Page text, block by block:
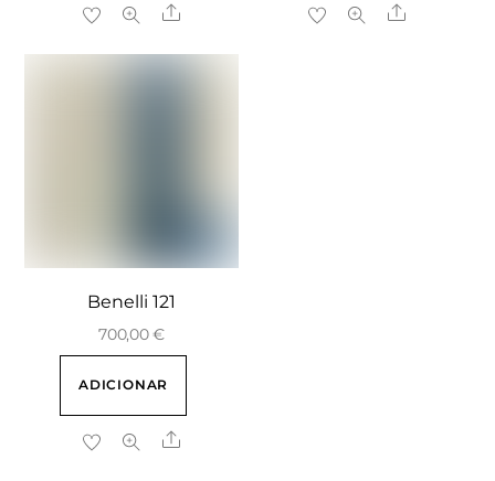
Share Share
Benelli 121
700,00€
ADICIONAR
Share